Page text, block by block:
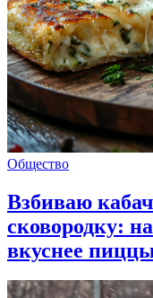
Общество
Взбиваю
сковородку:
вкуснее